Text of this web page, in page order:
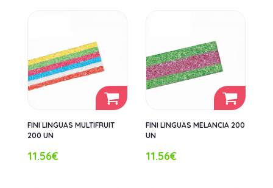
FINI LINGUAS MULTIFRUIT
200 UN
11.56€
FINI LINGUAS MELANCIA 200
UN
11.56€